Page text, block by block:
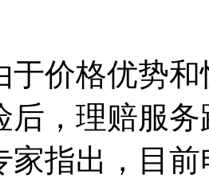
于价格优势
后，理赔服
家指出，目